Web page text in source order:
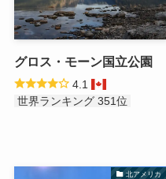
グロス・モーン国立公園
4.1
世界ランキング 351位
北アメリカ